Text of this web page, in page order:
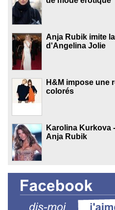
Anja Rubik imite
d'Angelina Jolie
H&M impose une
colorés
Karolina Kurkova
Anja Rubik